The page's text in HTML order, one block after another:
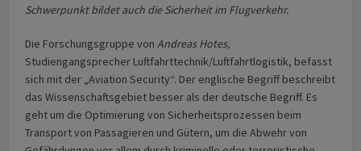
Schwerpunkt bildet auch die Sicherheit im Flugverkehr.
Die Forschungsgruppe vonAndreas Hotes,
Studiengangsprecher Luftfahrttechnik/Luftfahrtlogistik, befasst
sich mit der „Aviation Security“. Der englische Begriff beschreibt
das Wissenschaftsgebiet besser als der deutsche Begriff. Es
geht um die Optimierung von Sicherheitsprozessen beim
Transport von Passagieren und Gütern, um die Abwehr von